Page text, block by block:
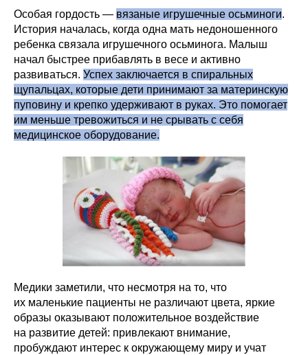
Особая гордость — вязаные игрушечные осьминоги.
История началась, когда одна мать недоношенного
ребенка связала игрушечного осьминога. Малыш
начал быстрее прибавлять в весе и активно
развиваться. Успех заключается в спиральных
щупальцах, которые дети принимают за материнскую
пуповину и крепко удерживают в руках. Это помогает
им меньше тревожиться и не срывать с себя
медицинское оборудование.
Медики заметили, что несмотря на то, что
их маленькие пациенты не различают цвета, яркие
образы оказывают положительное воздействие
на развитие детей: привлекают внимание,
пробуждают интерес к окружающему миру и учат